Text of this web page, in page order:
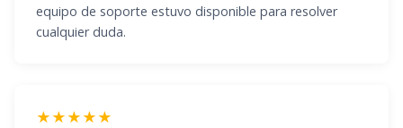
equipo de soporte estuvo disponible para resolver
cualquier duda.
★★★★★